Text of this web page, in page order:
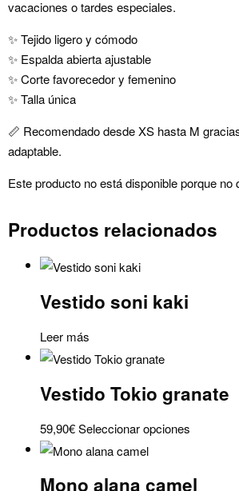
vacaciones o tardes especiales.
✨ Tejido ligero y cómodo
✨ Espalda abierta ajustable
✨ Corte favorecedor y femenino
✨ Talla única
📏 Recomendado desde XS hasta M
adaptable.
Este producto no está disponible porque no
Productos relacionados
Vestido soni kaki
Leer más
Vestido Tokio granate
59,90€Seleccionar opciones
múltiples
Mono alana camel